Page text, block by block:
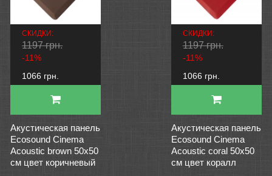
СКИДКИ:
1197 грн.
-11%
1066 грн.
Акустическая панель
Ecosound Cinema
Acoustic brown 50х50
см цвет коричневый
СКИДКИ:
1197 грн.
-11%
1066 грн.
Акустическая панель
Ecosound Cinema
Acoustic coral 50х50
см цвет коралл